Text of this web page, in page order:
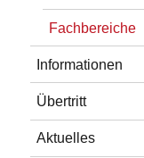
Fachbereiche
Informationen
Übertritt
Aktuelles